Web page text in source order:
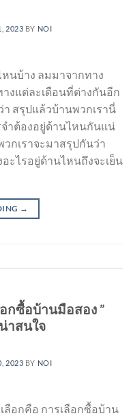
2023 BY NOI
หนบ้าง ลมมาจากทาง
งแต่ละเดือนที่ต่างกันอีก
สรุปแล้วบ้านพวกเรานี่
ำต้องอยู่ด้านไหนกันแน่
วกเราจะมาสรุปกันว่า
ะไรอยู่ด้านไหนถึงจะเย็น
→
กซื้อบ้านมือสอง ”
าสนใจ
2023 BY NOI
ลือกคือ การเลือกซื้อบ้าน